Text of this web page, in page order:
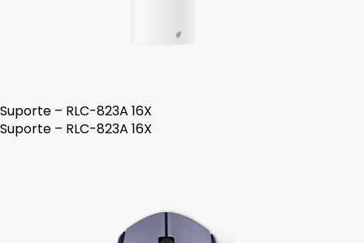
Suporte – RLC-823A 16X
Suporte – RLC-823A 16X